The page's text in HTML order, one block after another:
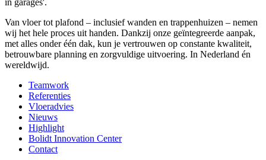
Van vloer tot plafond – inclusief wanden en trappenhuizen – nemen
wij het hele proces uit handen. Dankzij onze geïntegreerde aanpak,
met alles onder één dak, kun je vertrouwen op constante kwaliteit,
betrouwbare planning en zorgvuldige uitvoering. In Nederland én
wereldwijd.
Teamwork
Referenties
Vloeradvies
Nieuws
Highlight
Bolidt Innovation Center
Contact